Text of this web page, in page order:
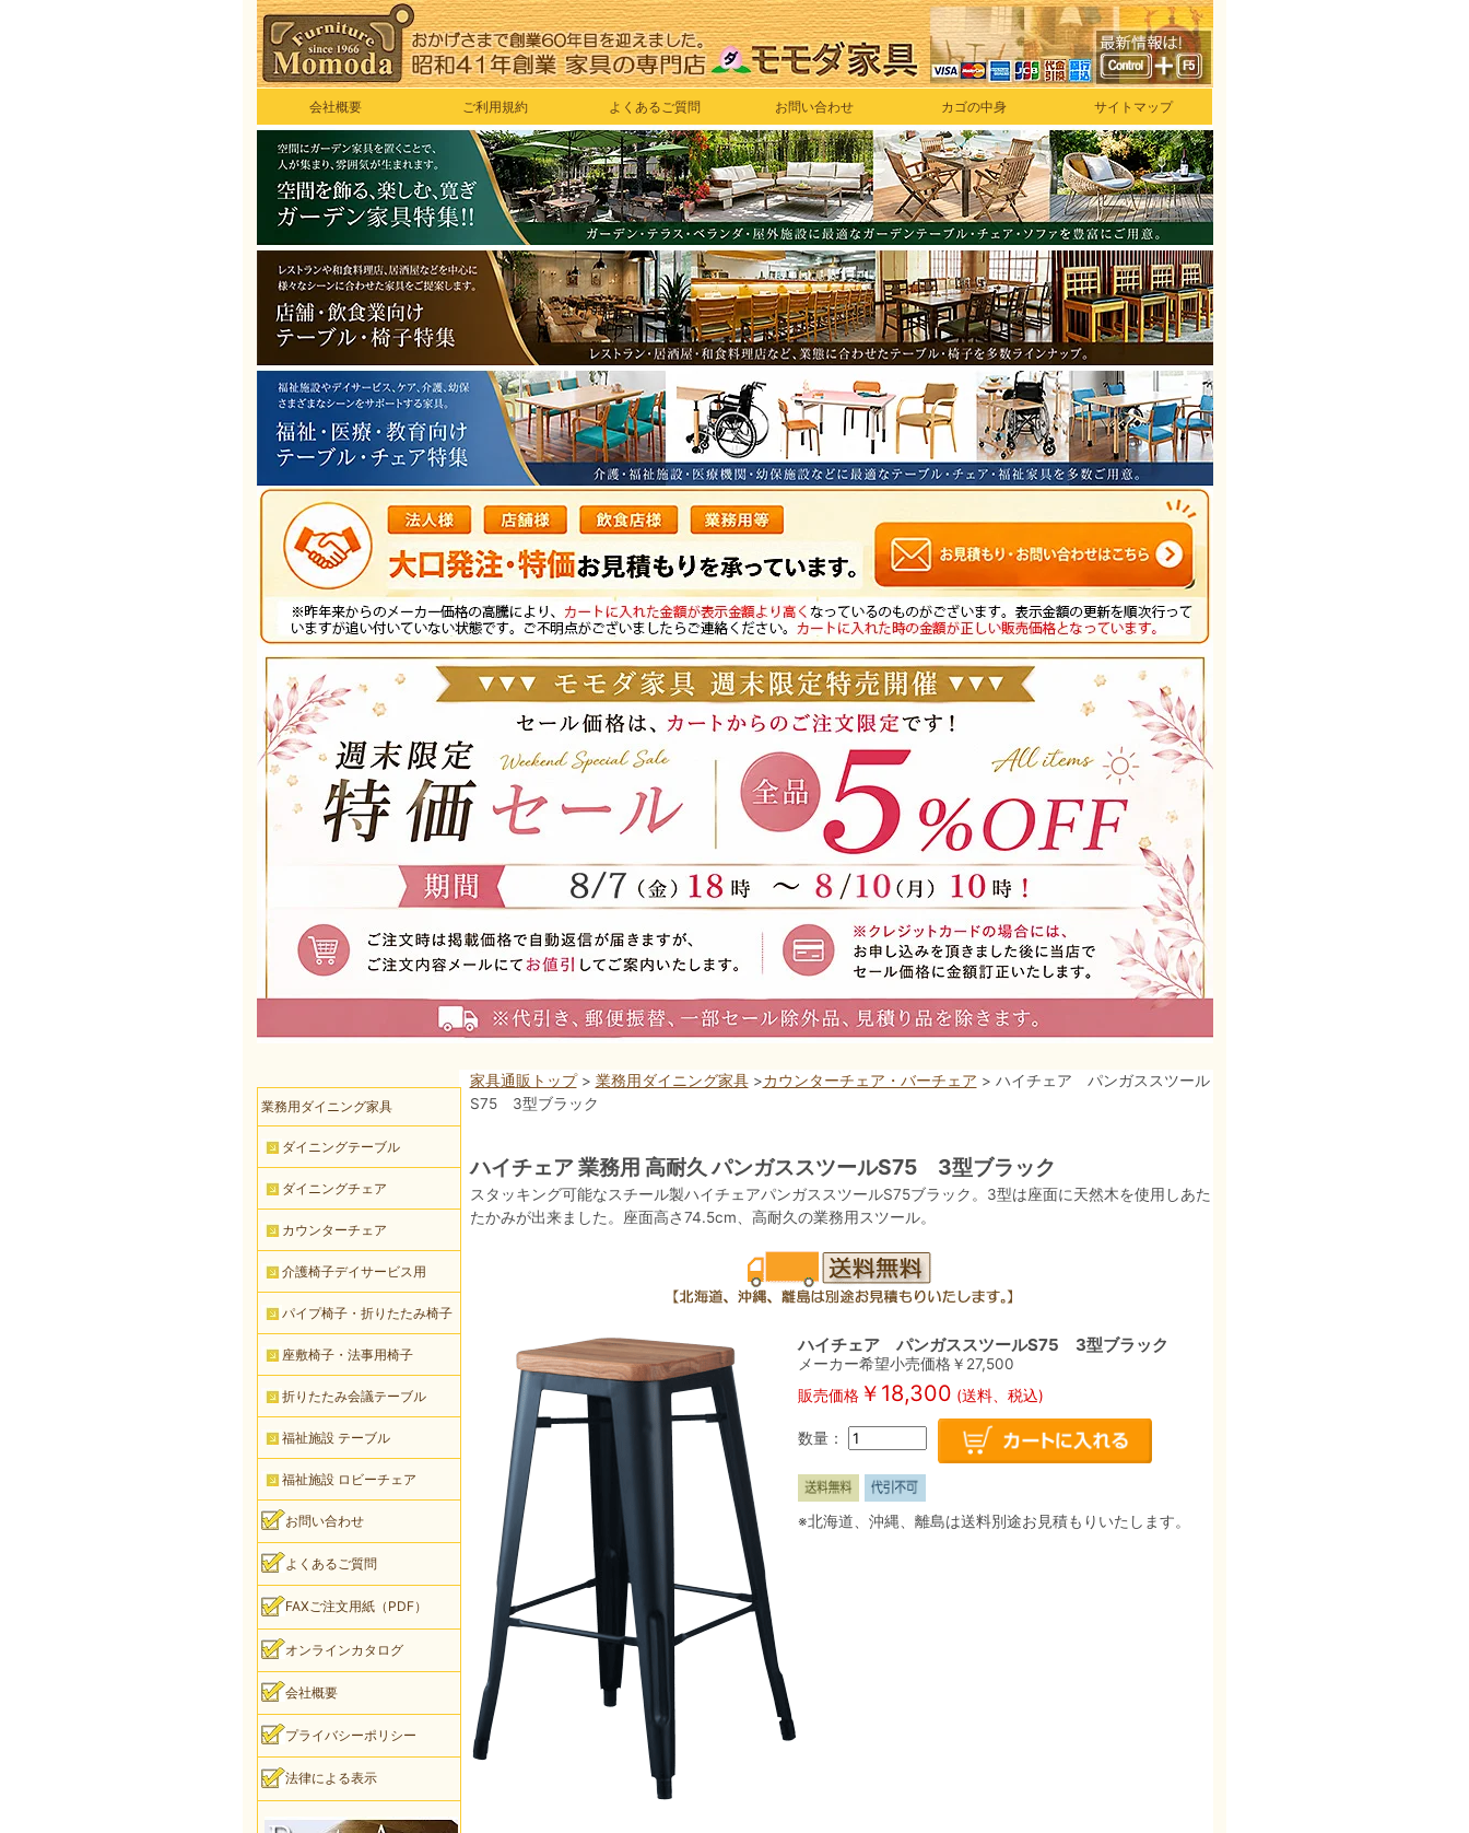
会社概要 ご利用規約 よくあるご質問 お問い合わせ カゴの中身 サイトマップ
家具通販トップ> 業務用ダイニング家具>カウンターチェア・バーチェア > ハイチェア パンガススツール
S75 3型ブラック
ハイチェア 業務用 高耐久 パンガススツールS75 3型ブラック
スタッキング可能なスチール製ハイチェアパンガススツールS75ブラック。3型は座面に天然木を使用しあた
たかみが出来ました。座面高さ74.5cm、高耐久の業務用スツール。
ハイチェア パンガススツールS75 3型ブラック
メーカー希望小売価格￥ 27,500
販売価格￥ 18,300 (送料、税込)
数量：
※北海道、沖縄、離島は送料別途お見積もりいたします。
業務用ダイニング家具
ダイニングテーブル
ダイニングチェア
カウンターチェア
介護椅子デイサービス用
パイプ椅子・折りたたみ椅子
座敷椅子・法事用椅子
折りたたみ会議テーブル
福祉施設 テーブル
福祉施設 ロビーチェア
お問い合わせ
よくあるご質問
FAXご注文用紙（PDF）
オンラインカタログ
会社概要
プライバシーポリシー
法律による表示